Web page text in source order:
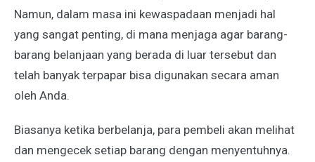
Namun, dalam masa ini kewaspadaan menjadi hal
yang sangat penting, di mana menjaga agar barang-
barang belanjaan yang berada di luar tersebut dan
telah banyak terpapar bisa digunakan secara aman
oleh Anda.
Biasanya ketika berbelanja, para pembeli akan melihat
dan mengecek setiap barang dengan menyentuhnya.